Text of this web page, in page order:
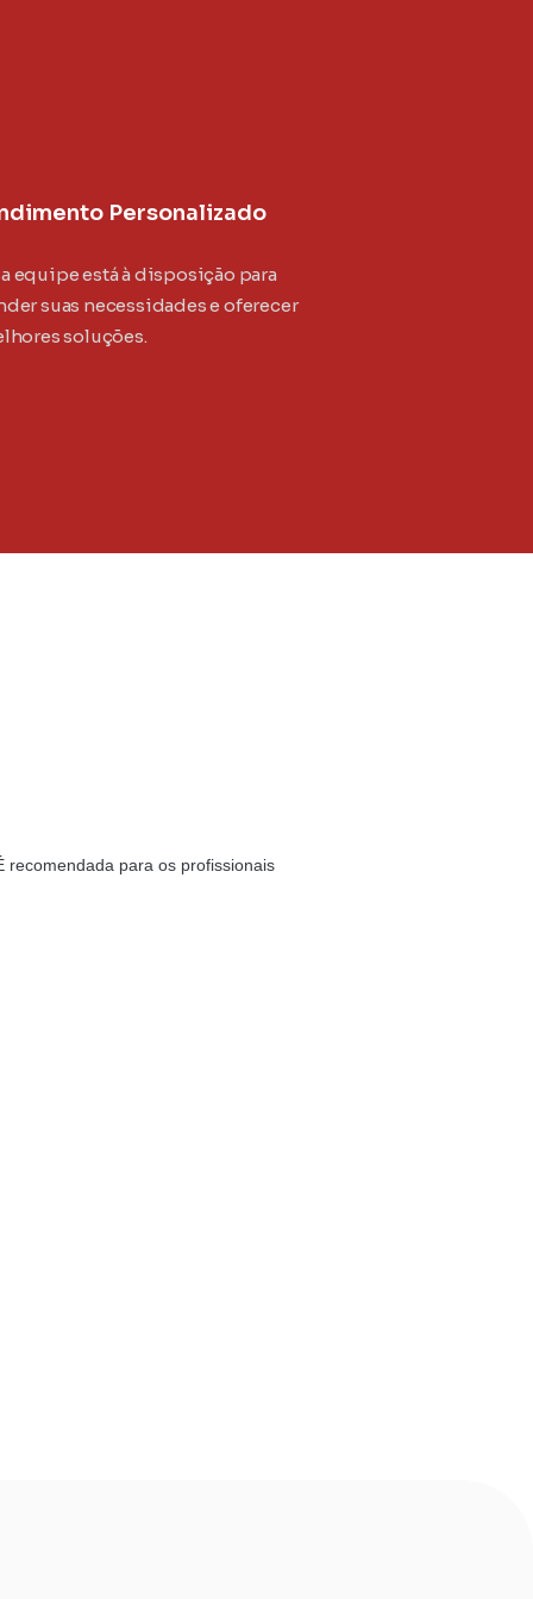
Personalizado
equipe está à disposição para
suas necessidades e oferecer
soluções.
recomendada para os profissionais